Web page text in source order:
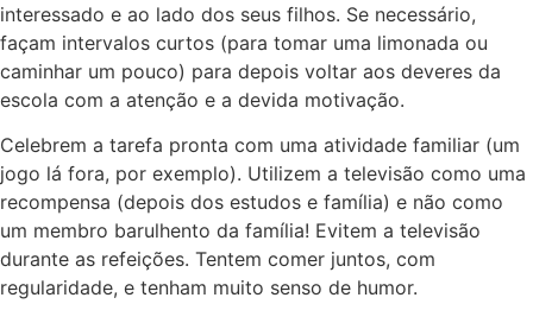
interessado e ao lado dos seus filhos. Se necessário,
façam intervalos curtos (para tomar uma limonada ou
caminhar um pouco) para depois voltar aos deveres da
escola com a atenção e a devida motivação.
Celebrem a tarefa pronta com uma atividade familiar (um
jogo lá fora, por exemplo). Utilizem a televisão como uma
recompensa (depois dos estudos e família) e não como
um membro barulhento da família! Evitem a televisão
durante as refeições. Tentem comer juntos, com
regularidade, e tenham muito senso de humor.